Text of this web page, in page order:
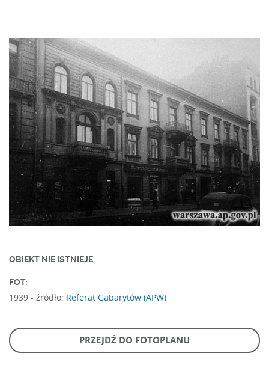
OBIEKT NIE ISTNIEJE
FOT:
1939 - źródło: Referat Gabarytów (APW)
PRZEJDŹ DO FOTOPLANU